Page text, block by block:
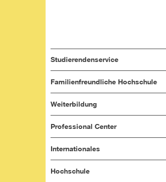
Studierendenservice
Familienfreundliche Hochschule
Weiterbildung
Professional Center
Internationales
Hochschule